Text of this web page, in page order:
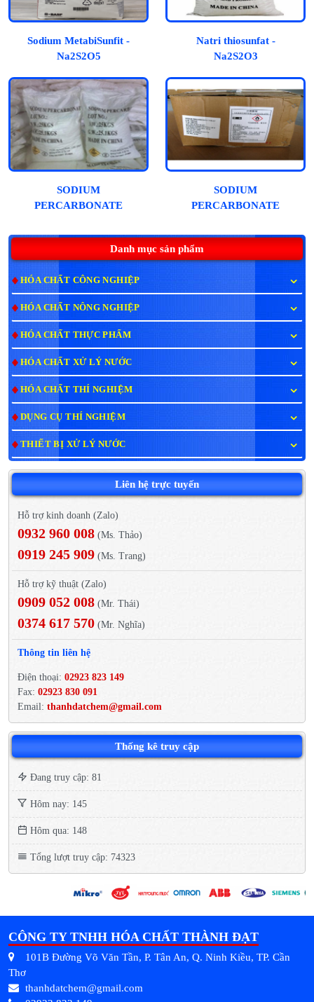
Danh mục sản phẩm
HÓA CHẤT CÔNG NGHIỆP
HÓA CHẤT NÔNG NGHIỆP
HÓA CHẤT THỰC PHẨM
HÓA CHẤT XỬ LÝ NƯỚC
HÓA CHẤT THÍ NGHIỆM
DỤNG CỤ THÍ NGHIỆM
THIẾT BỊ XỬ LÝ NƯỚC
Liên hệ trực tuyến
Hỗ trợ kinh doanh (Zalo)
0932 960 008 (Ms. Thảo)
0919 245 909 (Ms. Trang)
Hỗ trợ kỹ thuật (Zalo)
0909 052 008 (Mr. Thái)
0374 617 570 (Mr. Nghĩa)
Thông tin liên hệ
Điện thoại: 02923 823 149
Fax: 02923 830 091
Email: thanhdatchem@gmail.com
Thống kê truy cập
Đang truy cập: 81
Hôm nay: 145
Hôm qua: 148
Tổng lượt truy cập: 74323
Sodium MetabiSunfit -
Na2S2O5
Natri thiosunfat -
Na2S2O3
SODIUM
PERCARBONATE
BỘT)
SODIUM
PERCARBONATE
CÔNG TY TNHH HÓA CHẤT THÀNH ĐẠT
101B Đường Võ Văn Tần, P. Tân An, Q. Ninh Kiều, TP. Cần
Thơ
thanhdatchem@gmail.com